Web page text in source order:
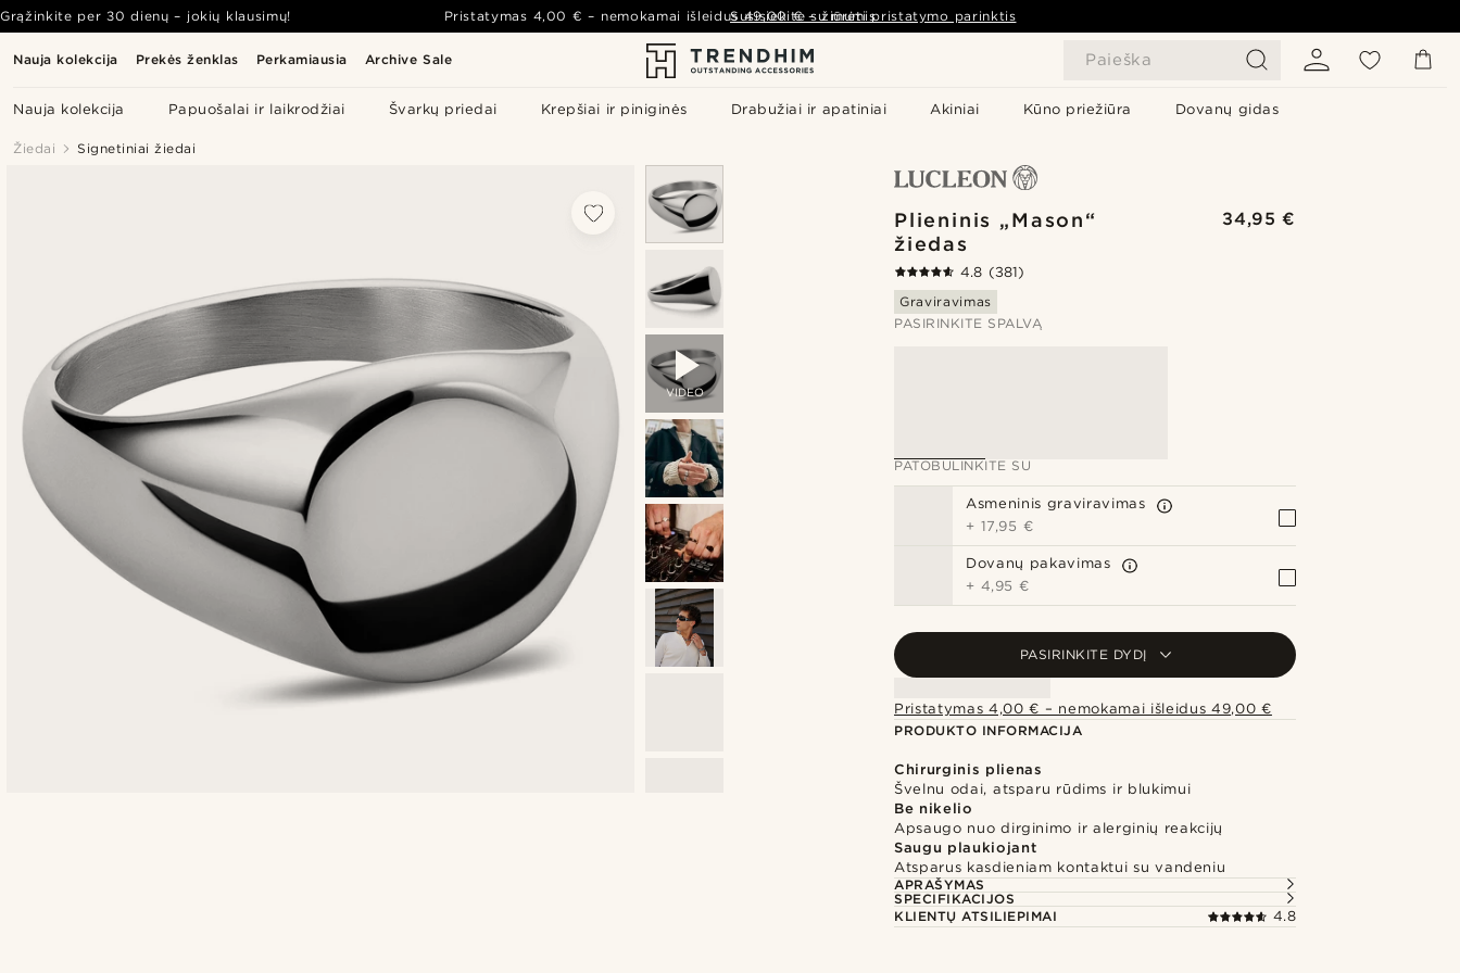
Nauja kolekcija Prekės ženklas Perkamiausia Archive Sale Paieška
Nauja kolekcija Papuošalai ir laikrodžiai Švarkų priedai Krepšiai ir piniginės Drabužiai ir apatiniai Akiniai Kūno priežiūra Dovanų gidas
Grąžinkite per 30 dienų – jokių klausimų! Pristatymas 4,00 € – nemokamai išleidus49,00 € – žiūrėti pristatymo parinktis
Susisiekite su mumis
Žiedai Signetiniai žiedai
VIDEO
Plieninis „Mason“
žiedas
34,95 €
4.8 (381)
Graviravimas
PASIRINKITE SPALVĄ
PATOBULINKITE SU
Asmeninis graviravimas
+ 17,95 €
Dovanų pakavimas
+ 4,95 €
PASIRINKITE DYDĮ
Pristatymas 4,00 € – nemokamai išleidus 49,00 €
PRODUKTO INFORMACIJA
Chirurginis plienas
Švelnu odai, atsparu rūdims ir blukimui
Be nikelio
Apsaugo nuo dirginimo ir alerginių reakcijų
Saugu plaukiojant
Atsparus kasdieniam kontaktui su vandeniu
APRAŠYMAS
SPECIFIKACIJOS
KLIENTŲ ATSILIEPIMAI
4.8